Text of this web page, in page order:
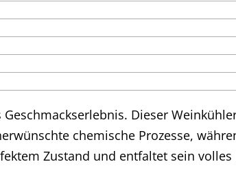
Dieser
chemische Prozesse,
Zustand und entfaltet sein volles